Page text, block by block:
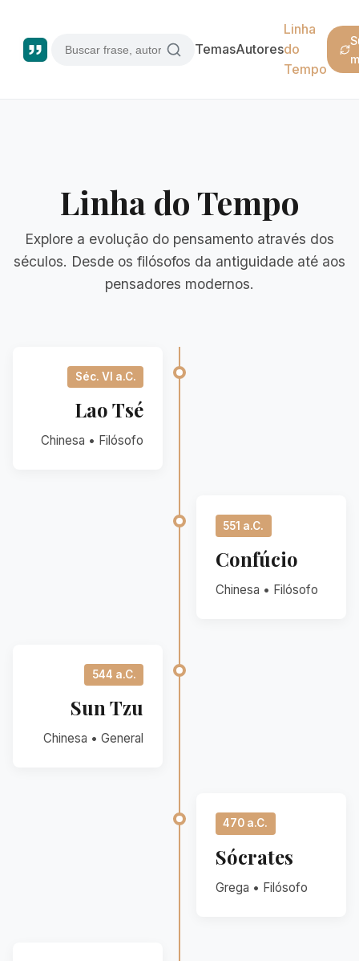
TemasAutores
Linha
do
Tempo
Linha do Tempo
Explore a evolução do pensamento através dos
séculos. Desde os filósofos da antiguidade até aos
pensadores modernos.
Séc. VI a.C.
Lao Tsé
Chinesa • Filósofo
551 a.C.
Confúcio
Chinesa • Filósofo
544 a.C.
Sun Tzu
Chinesa • General
470 a.C.
Sócrates
Grega • Filósofo